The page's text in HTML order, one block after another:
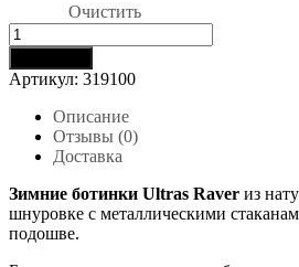
Очистить
Количество
товара
Ботинки
зимние
Ultras
Raver
Артикул: 319100
Описание
Отзывы (0)
Доставка
Зимние ботинки Ultras Raver из
шнуровке с металлическими
подошве.